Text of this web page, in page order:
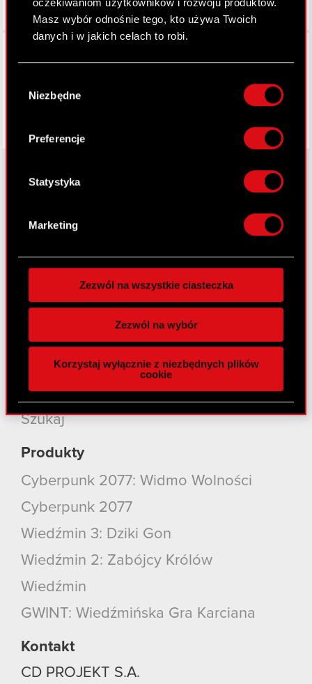
oczekiwaniom użytkowników i rozwoju produktów.
Masz wybór odnośnie tego, kto używa Twoich
danych i w jakich celach to robi.
lokalizacji geograficznej z dokładnością nawet
Identyfikować Twoje urządzenie, aktywnie
analizując charakteryzującego je zbiory
palca)
osobiste dane są przetwarzane oraz ustaw własne
preferencje w
. W Deklaracji
zgodę w dowolnej chwili.
Wykorzystujemy pliki cookie do
funkcje społecznościowe i analizować ruch w
naszej witrynie. Informacje o tym, jak korzystasz
z naszej witryny, udostępniamy partnerom
Partnerzy mogą połączyć te informacje z innymi
danymi otrzymanymi od Ciebie lub uzyskanymi
korzystanie z naszej witryny, zgadasz się na
zgody
Niezbędne
Preferencje
Statystyka
Marketing
Zezwól na wszystkie ciasteczka
Zezwól na wybór
Korzystaj wyłącznie z niezbędnych plików
cookie
Grupa Kapitałowa
Nasz biznes
Inwestorzy
Zrównoważony rozwój
Media
Kariera
Kontakt
Szukaj
Produkty
Cyberpunk 2077: Widmo Wolności
Cyberpunk 2077
Wiedźmin 3: Dziki Gon
Wiedźmin 2: Zabójcy Królów
Wiedźmin
GWINT: Wiedźmińska Gra Karciana
Kontakt
CD PROJEKT S.A.